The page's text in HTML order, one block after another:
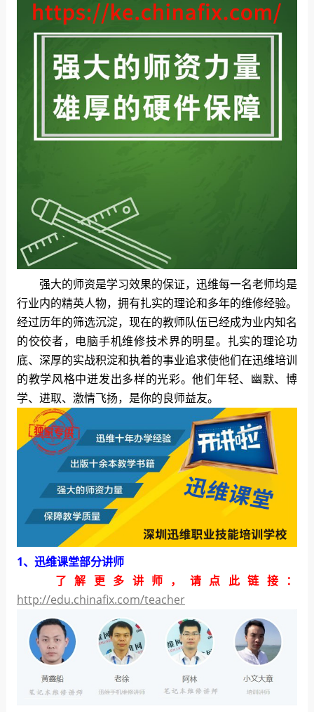
强大的师资是学习效果的保证，迅维每一名老师均是
行业内的精英人物，拥有扎实的理论和多年的维修经验。
经过历年的筛选沉淀，现在的教师队伍已经成为业内知名
的佼佼者，电脑手机维修技术界的明星。扎实的理论功
底、深厚的实战积淀和执着的事业追求使他们在迅维培训
的教学风格中迸发出多样的光彩。他们年轻、幽默、博
学、进取、激情飞扬，是你的良师益友。
1、迅维课堂部分讲师
了解更多讲师，请点此链接：
http://edu.chinafix.com/teacher